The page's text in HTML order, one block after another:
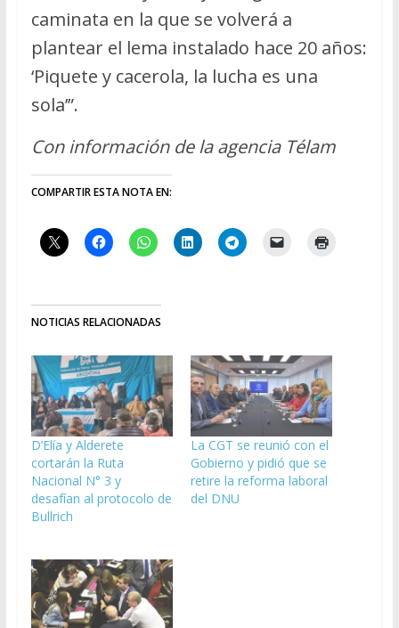
caminata en la que se volverá a
plantear el lema instalado hace 20 años:
‘Piquete y cacerola, la lucha es una
sola’”.
Con información de la agencia Télam
COMPARTIR ESTA NOTA EN:
NOTICIAS RELACIONADAS
D’Elía y Alderete
cortarán la Ruta
Nacional N° 3 y
desafían al protocolo de
Bullrich
La CGT se reunió con el
Gobierno y pidió que se
retire la reforma laboral
del DNU